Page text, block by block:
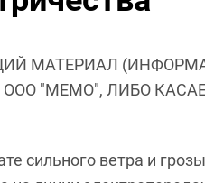
МАТЕРИАЛ
"МЕМО", ЛИБО
сильного ветра и